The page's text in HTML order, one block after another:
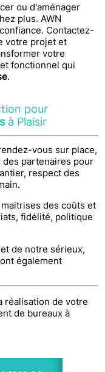
ou d'aménager
plus. AWN
Contactez-
votre projet et
votre
fonctionnel qui
.
pour
à Plaisir
vous sur place,
partenaires pour
respect des
des coûts et
fidélité, politique
de notre sérieux,
également
réalisation de votre
de bureaux à